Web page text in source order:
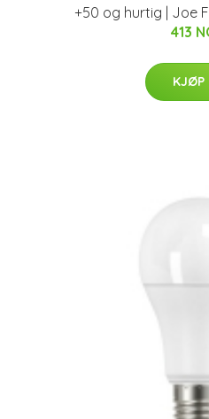
+50 og hurtig | Joe
413
KJØP